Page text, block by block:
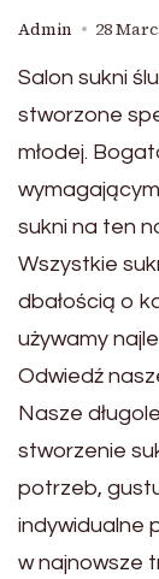
Admin 28
Salon sukni
stworzone
młodej.
sukni na ten
Wszystkie
dbałością o
używamy
Odwiedź
Nasze
stworzenie
potrzeb,
indywidualne
w najnowsze